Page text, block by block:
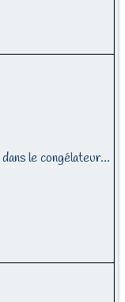
le congélateur…